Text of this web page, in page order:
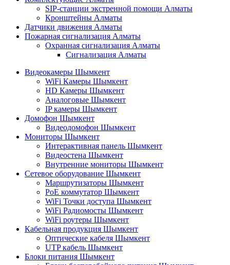
SIP-станции экстренной помощи Алматы
Кронштейны Алматы
Датчики движения Алматы
Пожарная сигнализация Алматы
Охранная сигнализация Алматы
Сигнализация Алматы
Видеокамеры Шымкент
WiFi Камеры Шымкент
HD Камеры Шымкент
Аналоговые Шымкент
IP камеры Шымкент
Домофон Шымкент
Видеодомофон Шымкент
Мониторы Шымкент
Интерактивная панель Шымкент
Видеостена Шымкент
Внутренние мониторы Шымкент
Сетевое оборудование Шымкент
Маршрутизаторы Шымкент
PoE коммутатор Шымкент
WiFi Точки доступа Шымкент
WiFi Радиомосты Шымкент
WiFi роутеры Шымкент
Кабельная продукция Шымкент
Оптические кабеля Шымкент
UTP кабель Шымкент
Блоки питания Шымкент